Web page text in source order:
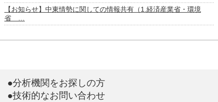
【お知らせ】中東情勢に関しての情報共有（1.経済産業省・環境
省 …
●分析機関をお探しの方
●技術的なお問い合わせ